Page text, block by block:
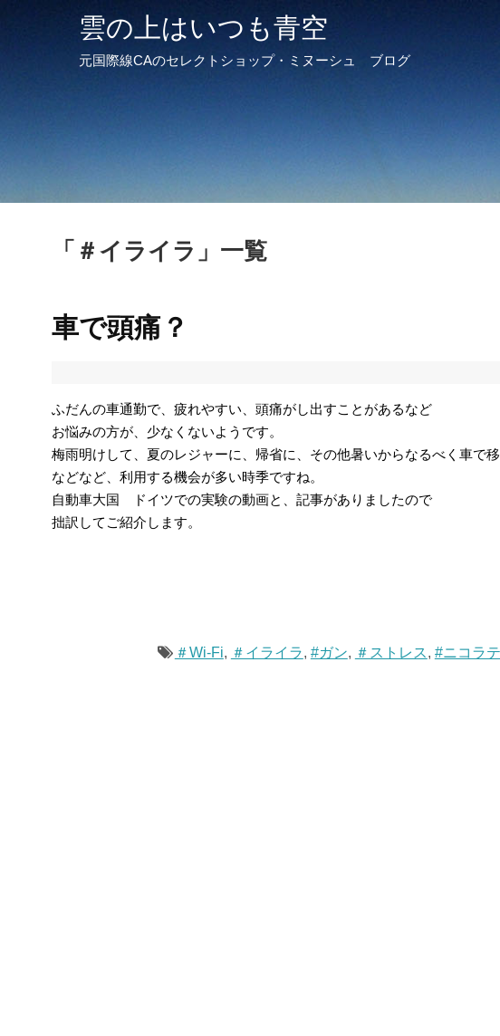
雲の上はいつも青空
元国際線CAのセレクトショップ・ミヌーシュ ブログ
「 ＃イライラ 」 一覧
車で頭痛？
ふだんの車通勤で、疲れやすい、頭痛がし出すことがあるなど
お悩みの方が、少なくないようです。
梅雨明けして、夏のレジャーに、帰省に、その他暑いからなるべく車で
などなど、利用する機会が多い時季ですね。
自動車大国 ドイツでの実験の動画と、記事がありましたので
拙訳してご紹介します。
＃Wi-Fi, ＃イライラ, #ガン, ＃ストレス, #ニコラ